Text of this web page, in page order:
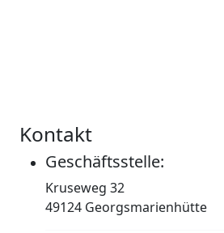
Kontakt
Geschäftsstelle:
Kruseweg 32
49124 Georgsmarienhütte